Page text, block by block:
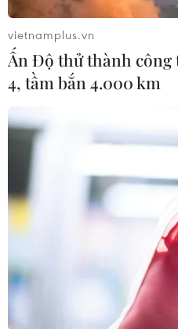
vietnamplus.vn
Ấn Độ thử thành công
4, tầm bắn 4.000 km